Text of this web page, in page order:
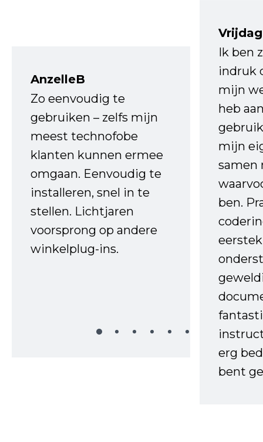
AnzelleB
Zo eenvoudig te
gebruiken – zelfs mijn
meest technofobe
klanten kunnen ermee
omgaan. Eenvoudig te
installeren, snel in te
stellen. Lichtjaren
voorsprong op andere
winkelplug-ins.
Ik ben
indruk
mijn
heb
mijn
samen
ben.
erg
bent